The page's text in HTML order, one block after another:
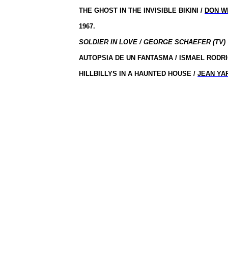
THE GHOST IN THE INVISIBLE BIKINI / DON
1967.
SOLDIER IN LOVE / GEORGE SCHAEFER (TV)
AUTOPSIA DE UN FANTASMA / ISMAEL
HILLBILLYS IN A HAUNTED HOUSE /JEAN